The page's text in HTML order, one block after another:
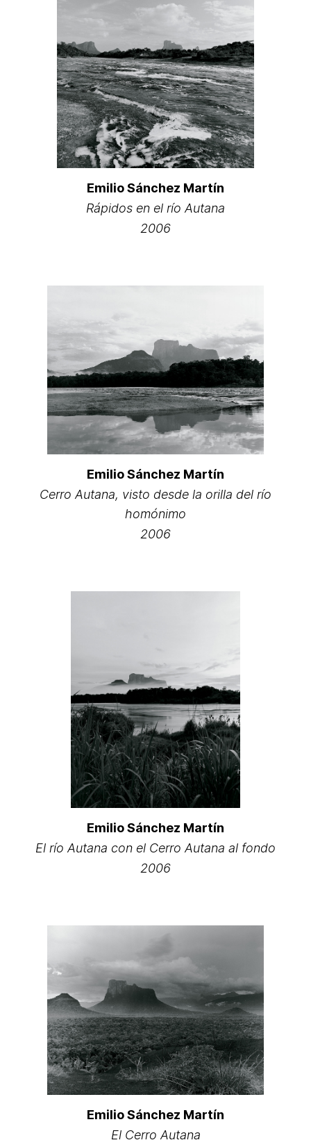
Emilio Sánchez Martín
Rápidos en el río Autana
2006
Emilio Sánchez Martín
Cerro Autana, visto desde la orilla del río
homónimo
2006
Emilio Sánchez Martín
El río Autana con el Cerro Autana al fondo
2006
Emilio Sánchez Martín
El Cerro Autana